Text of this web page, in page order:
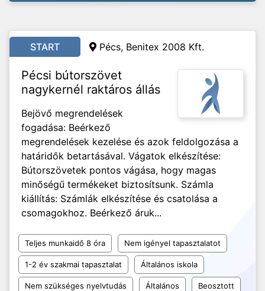
START Pécs, Benitex 2008 Kft.
Pécsi bútorszövet
nagykernél raktáros állás
Bejövő megrendelések
fogadása: Beérkező
megrendelések kezelése és azok feldolgozása a
határidők betartásával. Vágatok elkészítése:
Bútorszövetek pontos vágása, hogy magas
minőségű termékeket biztosítsunk. Számla
kiállítás: Számlák elkészítése és csatolása a
csomagokhoz. Beérkező áruk...
Teljes munkaidő 8 óra Nem igényel tapasztalatot
1-2 év szakmai tapasztalat Általános iskola
Nem szükséges nyelvtudás Általános Beosztott